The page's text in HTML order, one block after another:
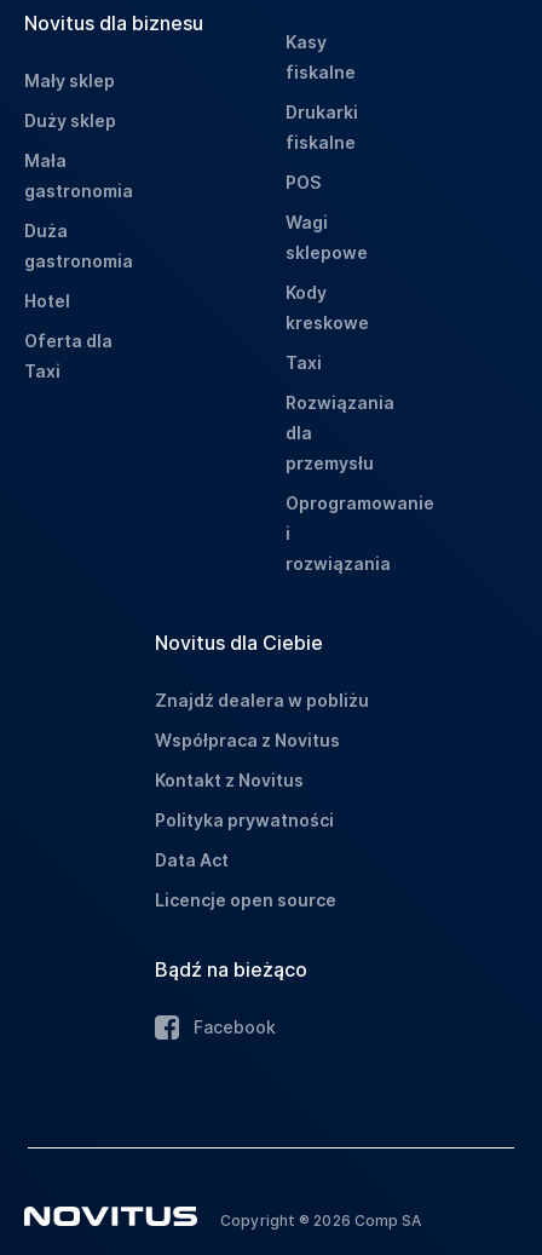
Novitus dla biznesu
Mały sklep
Duży sklep
Mała
gastronomia
Duża
gastronomia
Hotel
Oferta dla
Taxi
Kasy
fiskalne
Drukarki
fiskalne
POS
Wagi
sklepowe
Kody
kreskowe
Taxi
Rozwiązania
dla
przemysłu
Oprogramowanie
i
rozwiązania
Novitus dla Ciebie
Znajdź dealera w pobliżu
Współpraca z Novitus
Kontakt z Novitus
Polityka prywatności
Data Act
Licencje open source
Bądź na bieżąco
Facebook
Copyright ® 2026 Comp SA